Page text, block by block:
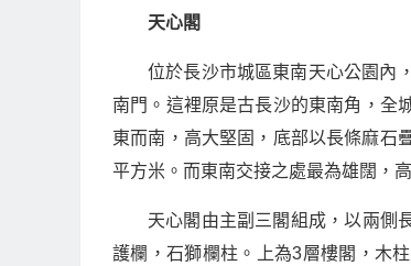
天心閣
位於長沙市城區東南天心公園內
南門。這裡原是古長沙的東南角，全
東而南，高大堅固，底部以長條麻石
平方米。而東南交接之處最為雄闊，
天心閣由主副三閣組成，以兩側
護欄，石獅欄柱。上為3層樓閣，木